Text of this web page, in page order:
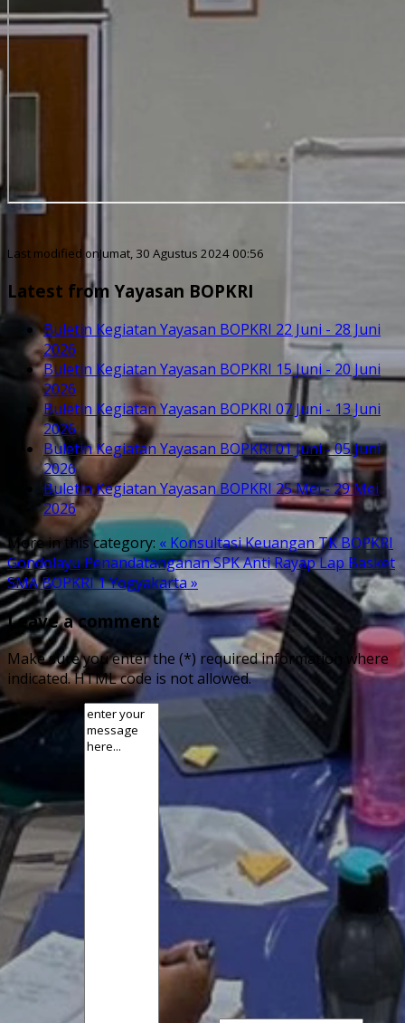
Last modified onJumat, 30 Agustus 2024 00:56
Latest from Yayasan BOPKRI
Buletin Kegiatan Yayasan BOPKRI 22 Juni - 28 Juni
2026
Buletin Kegiatan Yayasan BOPKRI 15 Juni - 20 Juni
2026
Buletin Kegiatan Yayasan BOPKRI 07 Juni - 13 Juni
2026
Buletin Kegiatan Yayasan BOPKRI 01 Juni - 05 Juni
2026
Buletin Kegiatan Yayasan BOPKRI 25 Mei - 29 Mei
2026
More in this category: « Konsultasi Keuangan TK BOPKRI
Gondolayu Penandatanganan SPK Anti Rayap Lap Basket
SMA BOPKRI 1 Yogyakarta »
Leave a comment
Make sure you enter the (*) required information where
indicated. HTML code is not allowed.